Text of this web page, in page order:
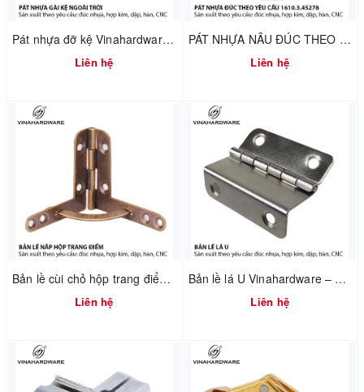
Pát nhựa đỡ kệ Vinahardware mã 1610.4.01240
Liên hệ
PÁT NHỰA NÂU ĐÚC THEO YÊU CẦU – VINAHARDWARE – 1610.3.45278
Liên hệ
Bản lề cùi chỏ hộp trang điểm Vinahardware 7100.4.01118
Liên hệ
Bản lề lá U Vinahardware – 1260.3.11009
Liên hệ